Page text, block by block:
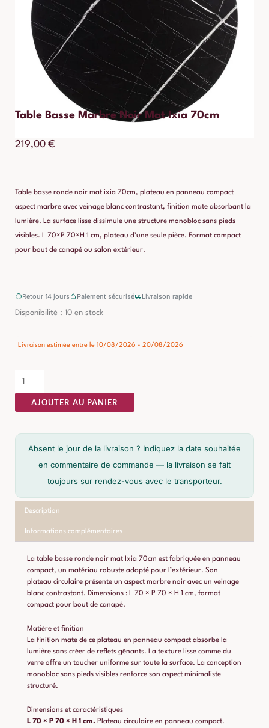
Table Basse Marbre Noir Mat Ixia 70cm
219,00 €
Table basse ronde noir mat ixia 70cm, plateau en panneau compact
aspect marbre avec veinage blanc contrastant, finition mate absorbant la
lumière. La surface lisse dissimule une structure monobloc sans pieds
visibles. L 70×P 70×H 1 cm, plateau d’une seule pièce. Format compact
pour bout de canapé ou salon extérieur.
Retour 14 jours Paiement sécurisé Livraison rapide
Disponibilité : 10 en stock
Livraison estimée entre le 10/08/2026 - 20/08/2026
quantité
Table
Marbre
Noir
Mat
AJOUTER AU PANIER
Absent le jour de la livraison ? Indiquez la date souhaitée
en commentaire de commande — la livraison se fait
toujours sur rendez-vous avec le transporteur.
Description
Informations complémentaires
La table basse ronde noir mat Ixia 70cm est fabriquée en panneau
compact, un matériau robuste adapté pour l’extérieur. Son
plateau circulaire présente un aspect marbre noir avec un veinage
blanc contrastant. Dimensions : L 70 × P 70 × H 1 cm, format
compact pour bout de canapé.
Matière et finition
La finition mate de ce plateau en panneau compact absorbe la
lumière sans créer de reflets gênants. La texture lisse comme du
verre offre un toucher uniforme sur toute la surface. La conception
monobloc sans pieds visibles renforce son aspect minimaliste
structuré.
Dimensions et caractéristiques
L 70 × P 70 × H 1 cm. Plateau circulaire en panneau compact.